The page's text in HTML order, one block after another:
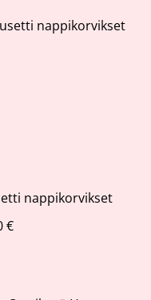
nappikorvikset
€